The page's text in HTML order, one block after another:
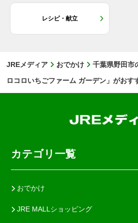
レシピ・献立
JREメディア おでかけ
千葉県野田市
ロコロいちごファーム ガーデン」がおす
カテゴリ一覧
おでかけ
JRE MALLショッピング